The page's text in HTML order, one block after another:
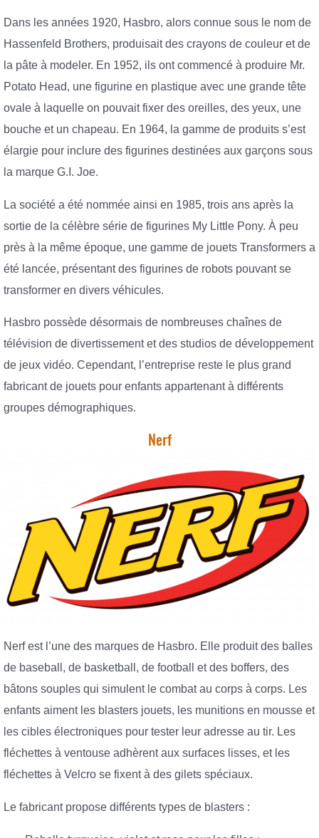
Dans les années 1920, Hasbro, alors connue sous le nom de
Hassenfeld Brothers, produisait des crayons de couleur et de
la pâte à modeler. En 1952, ils ont commencé à produire Mr.
Potato Head, une figurine en plastique avec une grande tête
ovale à laquelle on pouvait fixer des oreilles, des yeux, une
bouche et un chapeau. En 1964, la gamme de produits s’est
élargie pour inclure des figurines destinées aux garçons sous
la marque G.I. Joe.
La société a été nommée ainsi en 1985, trois ans après la
sortie de la célèbre série de figurines My Little Pony. À peu
près à la même époque, une gamme de jouets Transformers a
été lancée, présentant des figurines de robots pouvant se
transformer en divers véhicules.
Hasbro possède désormais de nombreuses chaînes de
télévision de divertissement et des studios de développement
de jeux vidéo. Cependant, l’entreprise reste le plus grand
fabricant de jouets pour enfants appartenant à différents
groupes démographiques.
Nerf
Nerf est l’une des marques de Hasbro. Elle produit des balles
de baseball, de basketball, de football et des boffers, des
bâtons souples qui simulent le combat au corps à corps. Les
enfants aiment les blasters jouets, les munitions en mousse et
les cibles électroniques pour tester leur adresse au tir. Les
fléchettes à ventouse adhèrent aux surfaces lisses, et les
fléchettes à Velcro se fixent à des gilets spéciaux.
Le fabricant propose différents types de blasters :